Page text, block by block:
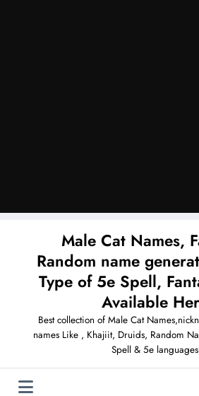
Male Cat Names,
Random name
Type of 5e Spell,
Available
Best collection of Male Cat
names Like , Khajiit, Druids, Random
Spell & 5e languages